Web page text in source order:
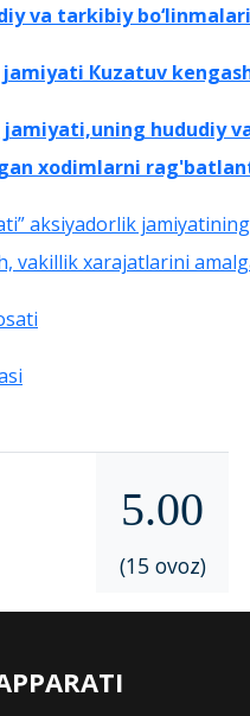
va tarkibiy
Кuzatuv
hududiy
xodimlarni
aksiyadorlik
xarajatlarini
5.00
(15 ovoz)